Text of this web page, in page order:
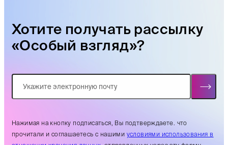
Хотите получать рассылку
«Особый взгляд»?
Нажимая на кнопку подписаться, Вы подтверждаете. что
прочитали и соглашаетесь с нашими условиями использования в